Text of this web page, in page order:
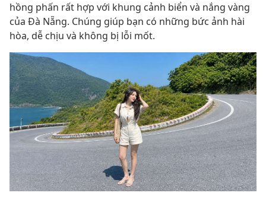
hồng phấn rất hợp với khung cảnh biển và nắng vàng
của Đà Nẵng. Chúng giúp bạn có những bức ảnh hài
hòa, dễ chịu và không bị lỗi mốt.